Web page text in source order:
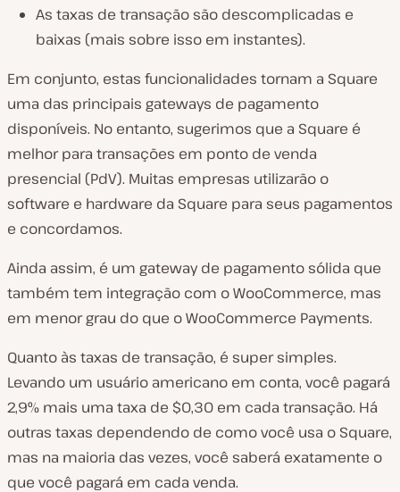
As taxas de transação são descomplicadas e
baixas (mais sobre isso em instantes).
Em conjunto, estas funcionalidades tornam a Square
uma das principais gateways de pagamento
disponíveis. No entanto, sugerimos que a Square é
melhor para transações em ponto de venda
presencial (PdV). Muitas empresas utilizarão o
software e hardware da Square para seus pagamentos
e concordamos.
Ainda assim, é um gateway de pagamento sólida que
também tem integração com o WooCommerce, mas
em menor grau do que o WooCommerce Payments.
Quanto às taxas de transação, é super simples.
Levando um usuário americano em conta, você pagará
2,9% mais uma taxa de $0,30 em cada transação. Há
outras taxas dependendo de como você usa o Square,
mas na maioria das vezes, você saberá exatamente o
que você pagará em cada venda.